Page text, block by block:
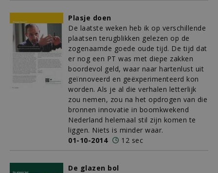
Plasje doen
De laatste weken heb ik op verschillende
plaatsen terugblikken gelezen op de
zogenaamde goede oude tijd. De tijd dat
er nog een PT was met diepe zakken
boordevol geld, waar naar hartenlust uit
geïnnoveerd en geëxperimenteerd kon
worden. Als je al die verhalen letterlijk
zou nemen, zou na het opdrogen van die
bronnen innovatie in boomkwekend
Nederland helemaal stil zijn komen te
liggen. Niets is minder waar.
01-10-2014
12 sec
De glazen bol